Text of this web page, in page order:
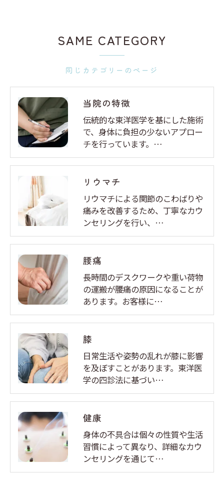
同じカテゴリーのページ
SAME CATEGORY
当院の特徴
伝統的な東洋医学を基にした施術
で、身体に負担の少ないアプロー
チを行っています。…
リウマチ
リウマチによる関節のこわばりや
痛みを改善するため、丁寧なカウ
ンセリングを行い、…
腰痛
長時間のデスクワークや重い荷物
の運搬が腰痛の原因になることが
あります。お客様に…
膝
日常生活や姿勢の乱れが膝に影響
を及ぼすことがあります。東洋医
学の四診法に基づい…
健康
身体の不具合は個々の性質や生活
習慣によって異なり、詳細なカウ
ンセリングを通じて…